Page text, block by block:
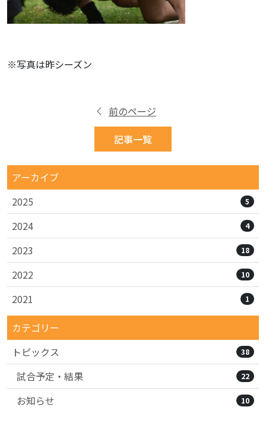
※写真は昨シーズン
前のページ
記事一覧
アーカイブ
2025
5
2024 4
2023 18
2022 10
2021 1
カテゴリー
トピックス
38
試合予定・結果 22
お知らせ 10